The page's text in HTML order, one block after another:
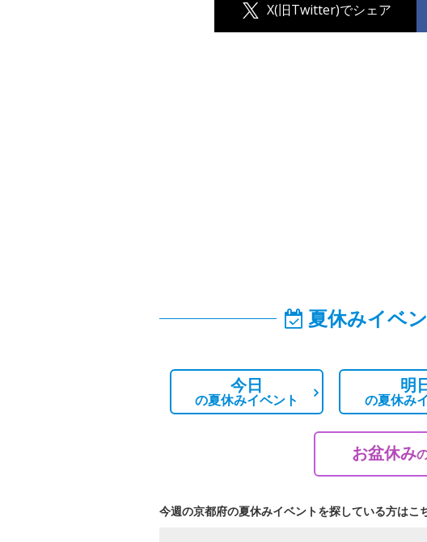
X(旧Twitter)でシェア
夏休みイベ
今日
の夏休みイベント
明
の夏休み
お盆休み
今週の京都府の夏休みイベントを探している方はこ